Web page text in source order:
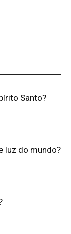
Santo?
luz do mundo?